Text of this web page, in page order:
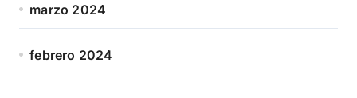
marzo 2024
febrero 2024